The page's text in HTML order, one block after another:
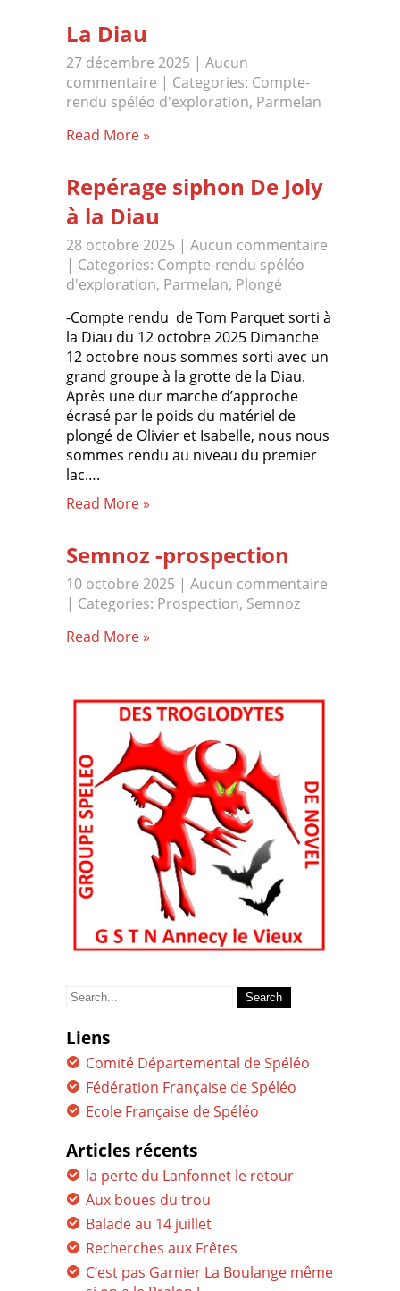
La Diau
27 décembre 2025 | Aucun
commentaire | Categories: Compte-
rendu spéléo d'exploration, Parmelan
Read More »
Repérage siphon De Joly
à la Diau
28 octobre 2025 | Aucun commentaire
| Categories: Compte-rendu spéléo
d'exploration, Parmelan, Plongé
-Compte rendu de Tom Parquet sorti à
la Diau du 12 octobre 2025 Dimanche
12 octobre nous sommes sorti avec un
grand groupe à la grotte de la Diau.
Après une dur marche d’approche
écrasé par le poids du matériel de
plongé de Olivier et Isabelle, nous nous
sommes rendu au niveau du premier
lac….
Read More »
Semnoz -prospection
10 octobre 2025 | Aucun commentaire
| Categories: Prospection, Semnoz
Read More »
Search
Liens
Comité Départemental de Spéléo
Fédération Française de Spéléo
Ecole Française de Spéléo
Articles récents
la perte du Lanfonnet le retour
Aux boues du trou
Balade au 14 juillet
Recherches aux Frêtes
C’est pas Garnier La Boulange même